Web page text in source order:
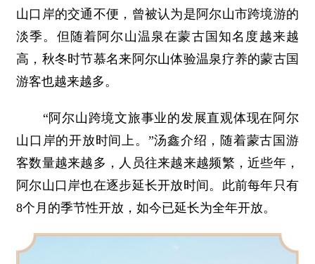
山口岸的交通不便，曾被认为是阿尔山市跨境游的
淡季。但随着阿尔山温泉在蒙古国知名度越来越
高，秋冬时节慕名来阿尔山体验温泉疗养的蒙古国
游客也越来越多。
“阿尔山跨境文旅事业的发展直观体现在阿尔
山口岸的开放时间上。”汤鑫介绍，随着蒙古国游
客数量越来越多，人员往来越来越频繁，近些年，
阿尔山口岸也在逐步延长开放时间。此前每年只有
8个月的季节性开放，如今已延长为全年开放。